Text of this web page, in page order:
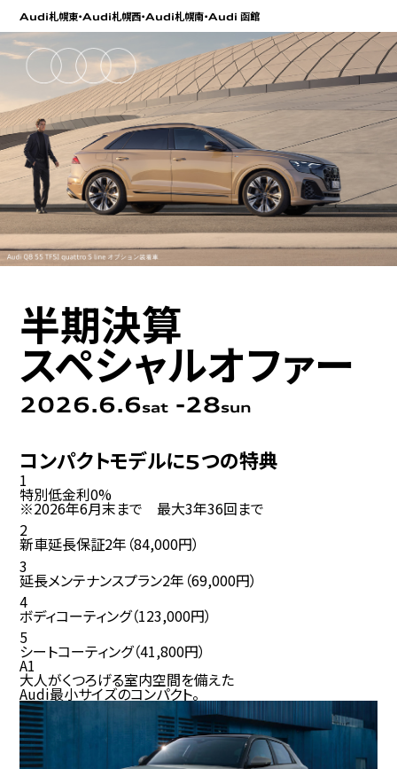
Audi札幌東・Audi札幌西・Audi札幌南・Audi 函館
半期決算
スペシャルオファー
2026.6.6sat -28sun
コンパクトモデルに5つの特典
1
特別低金利0%
※2026年6月末まで 最大3年36回まで
2
新車延長保証2年（84,000円）
3
延長メンテナンスプラン2年（69,000円）
4
ボディコーティング（123,000円）
5
シートコーティング（41,800円）
A1
大人がくつろげる室内空間を備えた
Audi最小サイズのコンパクト。